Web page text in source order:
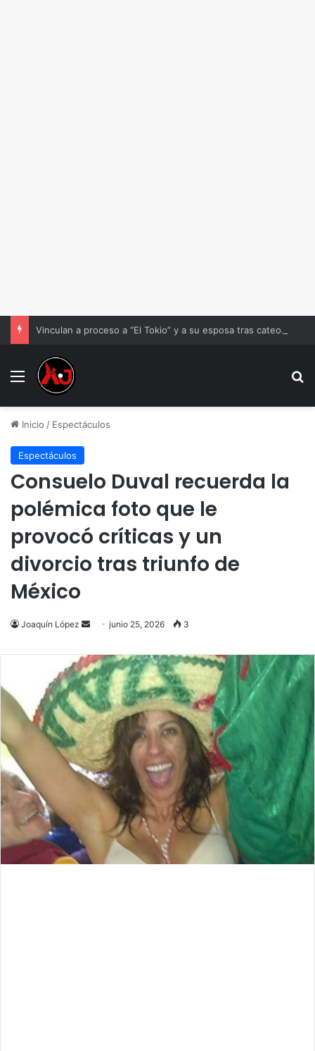
Vinculan a proceso a “El Tokio” y a su esposa tras cateo en Ciudad Juárez
Menu
Inicio / Espectáculos
Espectáculos
Consuelo Duval recuerda la
polémica foto que le
provocó críticas y un
divorcio tras triunfo de
México
Joaquín López
Send
email
junio 25, 2026 3